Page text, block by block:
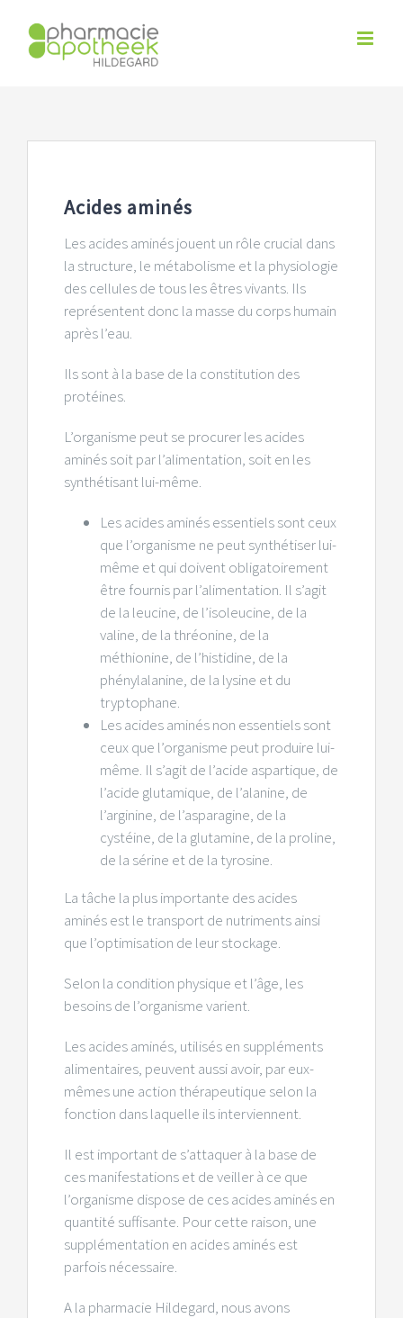
content
Acides aminés
Les acides aminés jouent un rôle crucial dans
la structure, le métabolisme et la physiologie
des cellules de tous les êtres vivants. Ils
représentent donc la masse du corps humain
après l’eau.
Ils sont à la base de la constitution des
protéines.
L’organisme peut se procurer les acides
aminés soit par l’alimentation, soit en les
synthétisant lui-même.
Les acides aminés essentiels sont ceux
que l’organisme ne peut synthétiser lui-
même et qui doivent obligatoirement
être fournis par l’alimentation. Il s’agit
de la leucine, de l’isoleucine, de la
valine, de la thréonine, de la
méthionine, de l’histidine, de la
phénylalanine, de la lysine et du
tryptophane.
Les acides aminés non essentiels sont
ceux que l’organisme peut produire lui-
même. Il s’agit de l’acide aspartique, de
l’acide glutamique, de l’alanine, de
l’arginine, de l’asparagine, de la
cystéine, de la glutamine, de la proline,
de la sérine et de la tyrosine.
La tâche la plus importante des acides
aminés est le transport de nutriments ainsi
que l’optimisation de leur stockage.
Selon la condition physique et l’âge, les
besoins de l’organisme varient.
Les acides aminés, utilisés en suppléments
alimentaires, peuvent aussi avoir, par eux-
mêmes une action thérapeutique selon la
fonction dans laquelle ils interviennent.
Il est important de s’attaquer à la base de
ces manifestations et de veiller à ce que
l’organisme dispose de ces acides aminés en
quantité suffisante. Pour cette raison, une
supplémentation en acides aminés est
parfois nécessaire.
A la pharmacie Hildegard, nous avons